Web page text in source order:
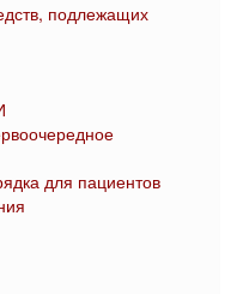
подлежащих
для пациентов